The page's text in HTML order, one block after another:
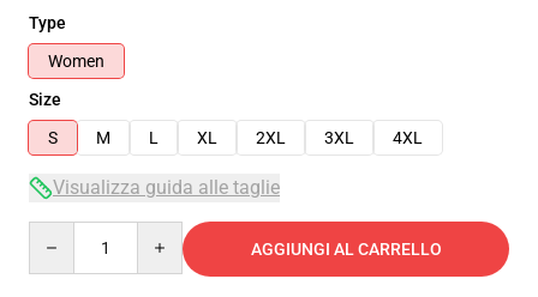
Type
Women
Size
S
M L XL 2XL 3XL 4XL
Visualizza guida alle taglie
AGGIUNGI AL CARRELLO